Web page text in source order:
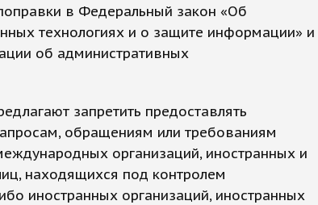
в Федеральный закон «Об
технологиях и о защите информации» и
об административных
запретить предоставлять
обращениям или требованиям
организаций, иностранных и
находящихся под контролем
иностранных организаций, иностранных